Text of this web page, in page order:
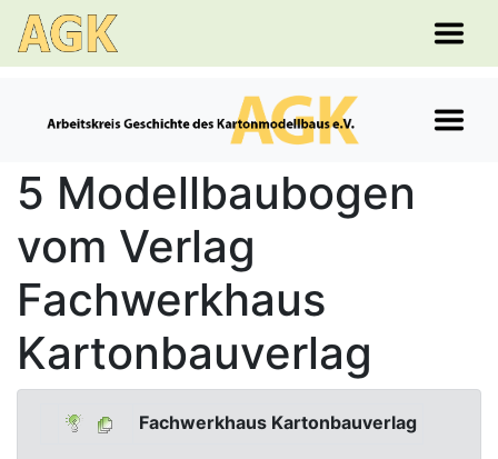
5 Modellbaubogen
vom Verlag
Fachwerkhaus
Kartonbauverlag
Fachwerkhaus Kartonbauverlag